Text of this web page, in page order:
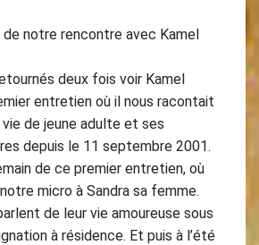
notre rencontre avec Kamel
deux fois voir Kamel
entretien où il nous racontait
de jeune adulte et ses
depuis le 11 septembre 2001.
de ce premier entretien, où
micro à Sandra sa femme.
de leur vie amoureuse sous
à résidence. Et puis à l’été